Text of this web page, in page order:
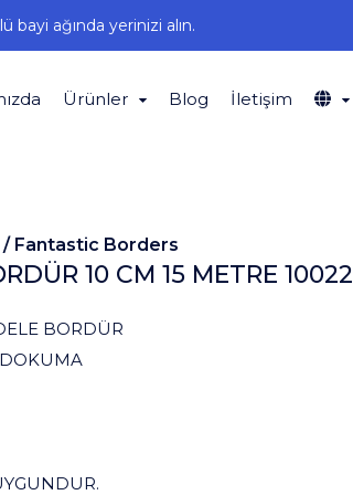
ağında yerinizi alın.
Ürünler Blog İletişim
/ Fantastic Borders
10 CM 15 METRE
BORDÜR
DOKUMA